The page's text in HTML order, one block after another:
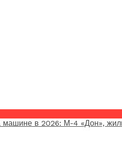
в 2026: М-4 «Дон»,